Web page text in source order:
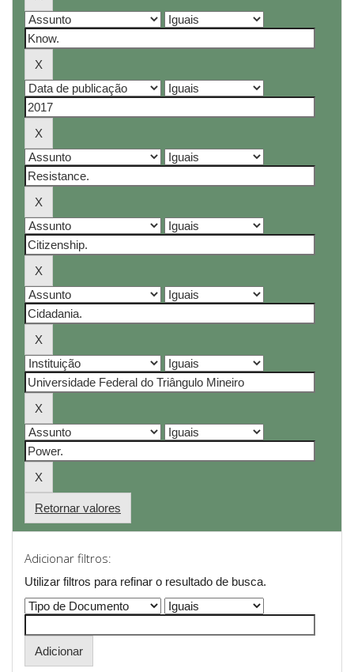
Retornar valores
Adicionar filtros:
Utilizar filtros para refinar o resultado de busca.